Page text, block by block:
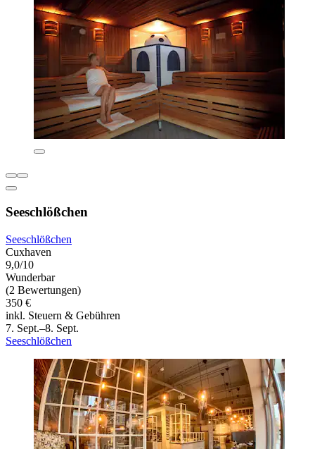
Seeschlößchen
Seeschlößchen
Cuxhaven
9,0/10
Wunderbar
(2 Bewertungen)
350 €
inkl. Steuern & Gebühren
7. Sept.–8. Sept.
Seeschlößchen